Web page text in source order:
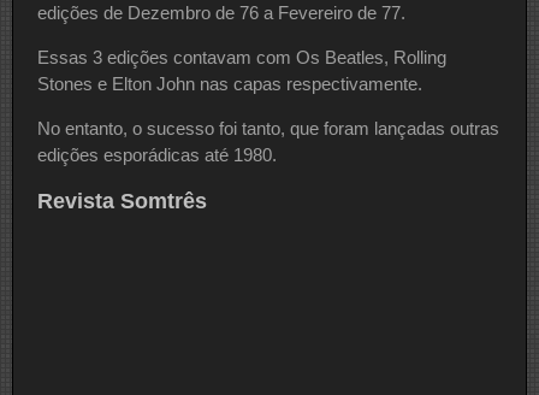
edições de Dezembro de 76 a Fevereiro de 77.
Essas 3 edições contavam com Os Beatles, Rolling
Stones e Elton John nas capas respectivamente.
No entanto, o sucesso foi tanto, que foram lançadas outras
edições esporádicas até 1980.
Revista Somtrês